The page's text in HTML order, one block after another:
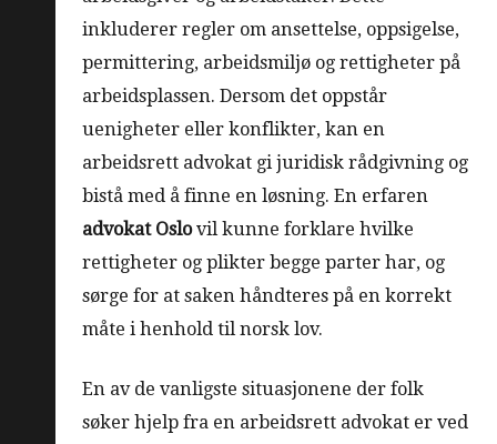
inkluderer regler om ansettelse, oppsigelse,
permittering, arbeidsmiljø og rettigheter på
arbeidsplassen. Dersom det oppstår
uenigheter eller konflikter, kan en
arbeidsrett advokat gi juridisk rådgivning og
bistå med å finne en løsning. En erfaren
advokat Oslovil kunne forklare hvilke
rettigheter og plikter begge parter har, og
sørge for at saken håndteres på en korrekt
måte i henhold til norsk lov.
En av de vanligste situasjonene der folk
søker hjelp fra en arbeidsrett advokat er ved